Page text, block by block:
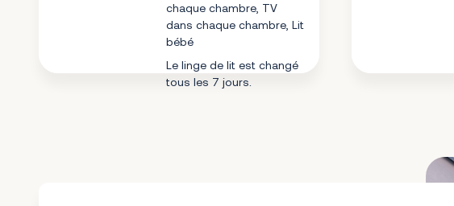
chaque chambre, TV
dans chaque chambre, Lit
bébé
Le linge de lit est changé
tous les 7 jours.